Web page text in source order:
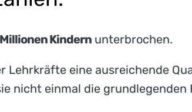
Kindern unterbrochen.
Lehrkräfte eine ausreichende
nicht einmal die grundlegenden